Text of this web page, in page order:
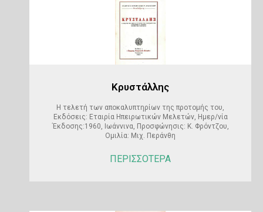
Κρυστάλλης
Η τελετή των αποκαλυπτηρίων της προτομής του,
Εκδόσεις: Εταιρία Ηπειρωτικών Μελετών, Ημερ/νία
Έκδοσης:1960, Ιωάννινα, Προσφώνησις: Κ. Φρόντζου,
Ομιλία: Μιχ. Περάνθη
ΠΕΡΙΣΣΟΤΕΡΑ